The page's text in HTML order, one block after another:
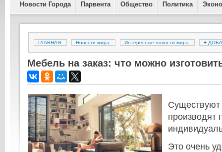
Новости Города Парвента Общество Политика
ГЛАВНАЯ Новости мира Интересные новости мира +
Мебель на заказ: что можно
Существуют
производят
Это очень